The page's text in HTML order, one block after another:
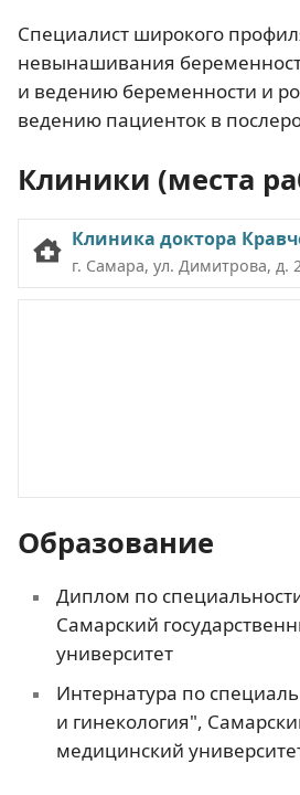
Специалист широкого
невынашивания
и ведению беременности и
ведению пациенток в
Клиники (места
Клиника доктора
г. Самара, ул. Димитрова, д.
Образование
Диплом по
Самарский
университет
Интернатура по
и гинекология",
медицинский